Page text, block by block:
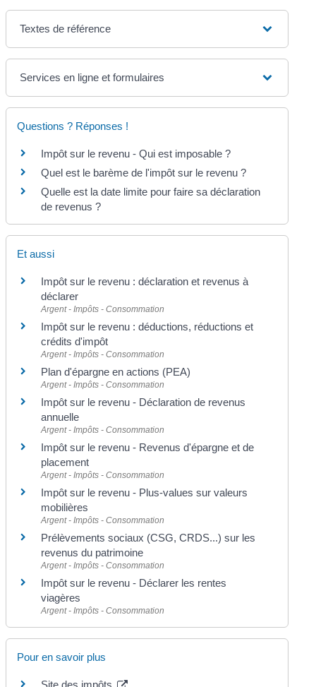
Textes de référence
Services en ligne et formulaires
Questions ? Réponses !
Impôt sur le revenu - Qui est imposable ?
Quel est le barème de l'impôt sur le revenu ?
Quelle est la date limite pour faire sa déclaration
de revenus ?
Et aussi
Impôt sur le revenu : déclaration et revenus à
déclarer
Argent - Impôts - Consommation
Impôt sur le revenu : déductions, réductions et
crédits d'impôt
Argent - Impôts - Consommation
Plan d'épargne en actions (PEA)
Argent - Impôts - Consommation
Impôt sur le revenu - Déclaration de revenus
annuelle
Argent - Impôts - Consommation
Impôt sur le revenu - Revenus d'épargne et de
placement
Argent - Impôts - Consommation
Impôt sur le revenu - Plus-values sur valeurs
mobilières
Argent - Impôts - Consommation
Prélèvements sociaux (CSG, CRDS...) sur les
revenus du patrimoine
Argent - Impôts - Consommation
Impôt sur le revenu - Déclarer les rentes
viagères
Argent - Impôts - Consommation
Pour en savoir plus
Site des impôts